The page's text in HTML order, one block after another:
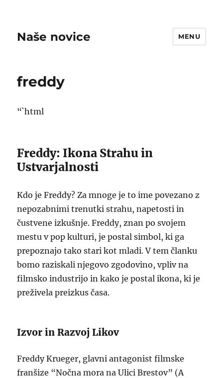
Naše novice MENU
freddy
“`html
Freddy: Ikona Strahu in
Ustvarjalnosti
Kdo je Freddy? Za mnoge je to ime povezano z
nepozabnimi trenutki strahu, napetosti in
čustvene izkušnje. Freddy, znan po svojem
mestu v pop kulturi, je postal simbol, ki ga
prepoznajo tako stari kot mladi. V tem članku
bomo raziskali njegovo zgodovino, vpliv na
filmsko industrijo in kako je postal ikona, ki je
preživela preizkus časa.
Izvor in Razvoj Likov
Freddy Krueger, glavni antagonist filmske
franšize “Nočna mora na Ulici Brestov” (A